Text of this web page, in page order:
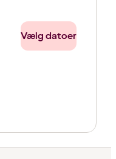
Vælg datoer